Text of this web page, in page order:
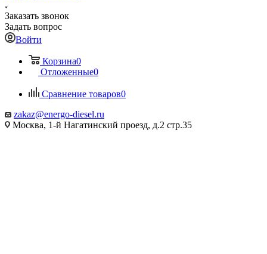
Заказать звонок
Задать вопрос
Войти
Корзина0
Отложенные0
Сравнение товаров0
zakaz@energo-diesel.ru
Москва, 1-й Нагатинский проезд, д.2 стр.35